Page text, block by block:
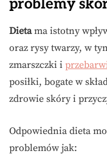
problemy
Dietama istotny
oraz rysy twarzy, w
zmarszczki i
posiłki, bogate w
zdrowie skóry i
Odpowiednia dieta
problemów jak: